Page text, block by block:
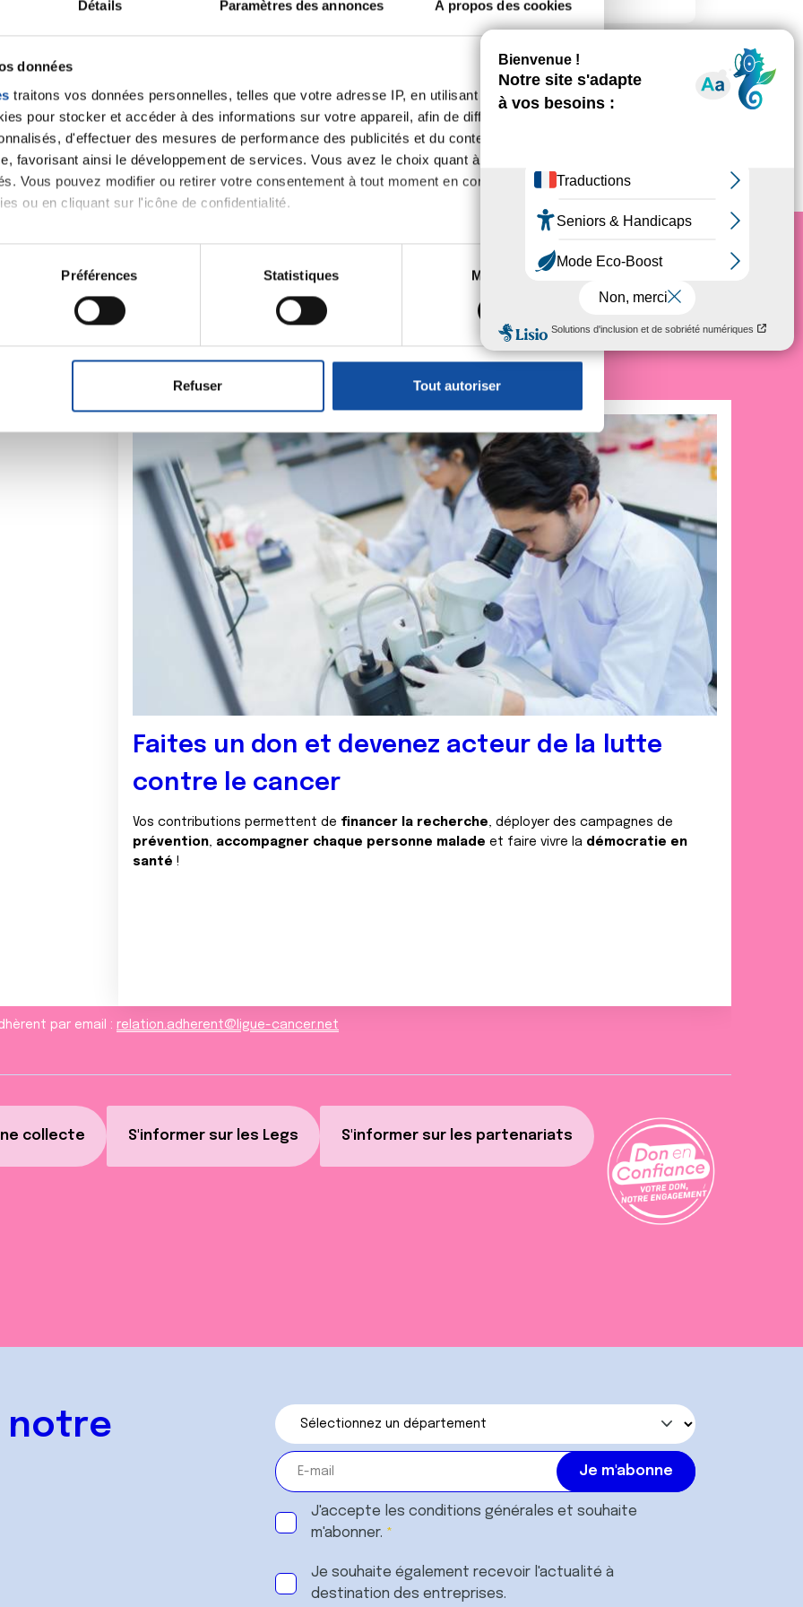
Détails Paramètres des annonces À propos des cookies
données
traitons vos données personnelles, telles que votre adresse IP, en utilisant des
pour stocker et accéder à des informations sur votre appareil, afin de diffuser des
d'effectuer des mesures de performance des publicités et du contenu, ainsi que de
favorisant ainsi le développement de services. Vous avez le choix quant à l'utilisation de
Vous pouvez modifier ou retirer votre consentement à tout moment en consultant la
ou en cliquant sur l'icône de confidentialité.
également :
sur votre localisation géographique qui peuvent être précises à plusieurs mètres près
de vos données personnelles et définir vos préférences, reportez-vous à lasection «
ou retirer votre consentement à tout moment à partir de la déclaration sur les cookies.
de publicité et d'analyse, qui peuvent combiner celles-ci avec d'autres informations que
ont collectées lors de votre utilisation de leurs services.
Préférences Statistiques Marketing
Refuser Tout autoriser
la Ligue contre le cancer
collecte S'informer sur les Legs S'informer sur les partenariats
Faites un don et devenez acteur de la lutte
contre le cancer
Vos contributions permettent de financer la recherche, déployer des campagnes de
prévention, accompagner chaque personne malade et faire vivre la démocratie en
santé !
par email : relation.adherent@ligue-cancer.net
notre
J'accepte les conditions générales et souhaite
m'abonner.
Je souhaite également recevoir l'actualité à
destination des entreprises.